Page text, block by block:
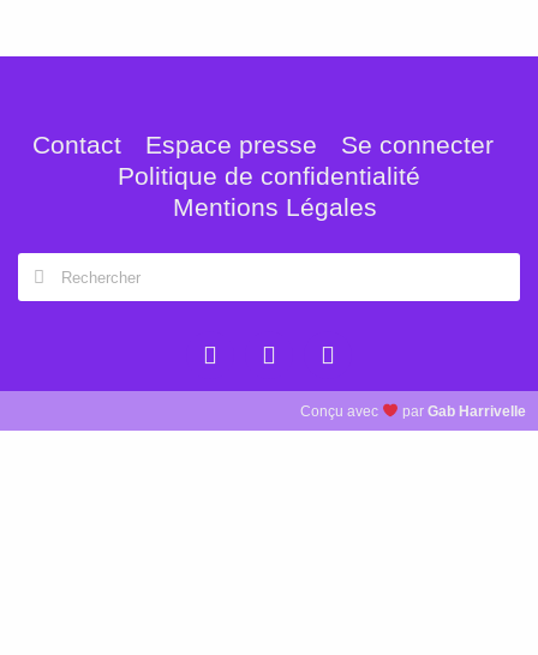
Contact Espace presse
Se connecter
Politique de confidentialité
Mentions Légales
Conçu avec par Gab Harrivelle